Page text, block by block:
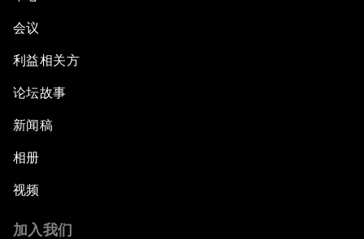
会议
利益相关方
论坛故事
新闻稿
相册
视频
加入我们